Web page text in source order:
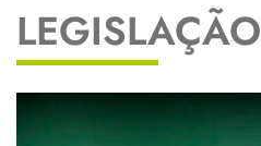
LEGISLAÇÃO